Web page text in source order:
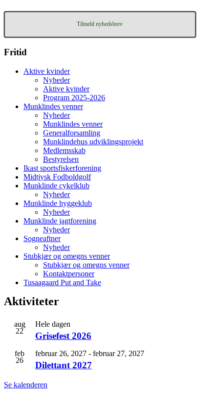
Tilmeld nyhedsbrev
Fritid
Aktive kvinder
Nyheder
Aktive kvinder
Program 2025-2026
Munklindes venner
Nyheder
Munklindes venner
Generalforsamling
Munklindehus udviklingsprojekt
Medlemsskab
Bestyrelsen
Ikast sportsfiskerforening
Midtjysk Fodboldgolf
Munklinde cykelklub
Nyheder
Munklinde hyggeklub
Nyheder
Munklinde jagtforening
Nyheder
Sogneaftner
Nyheder
Stubkjær og omegns venner
Stubkjær og omegns venner
Kontaktpersoner
Tusaagaard Put and Take
Aktiviteter
aug
22
Hele dagen
Grisefest 2026
feb
26
februar 26, 2027 - februar 27, 2027
Dilettant 2027
Se kalenderen